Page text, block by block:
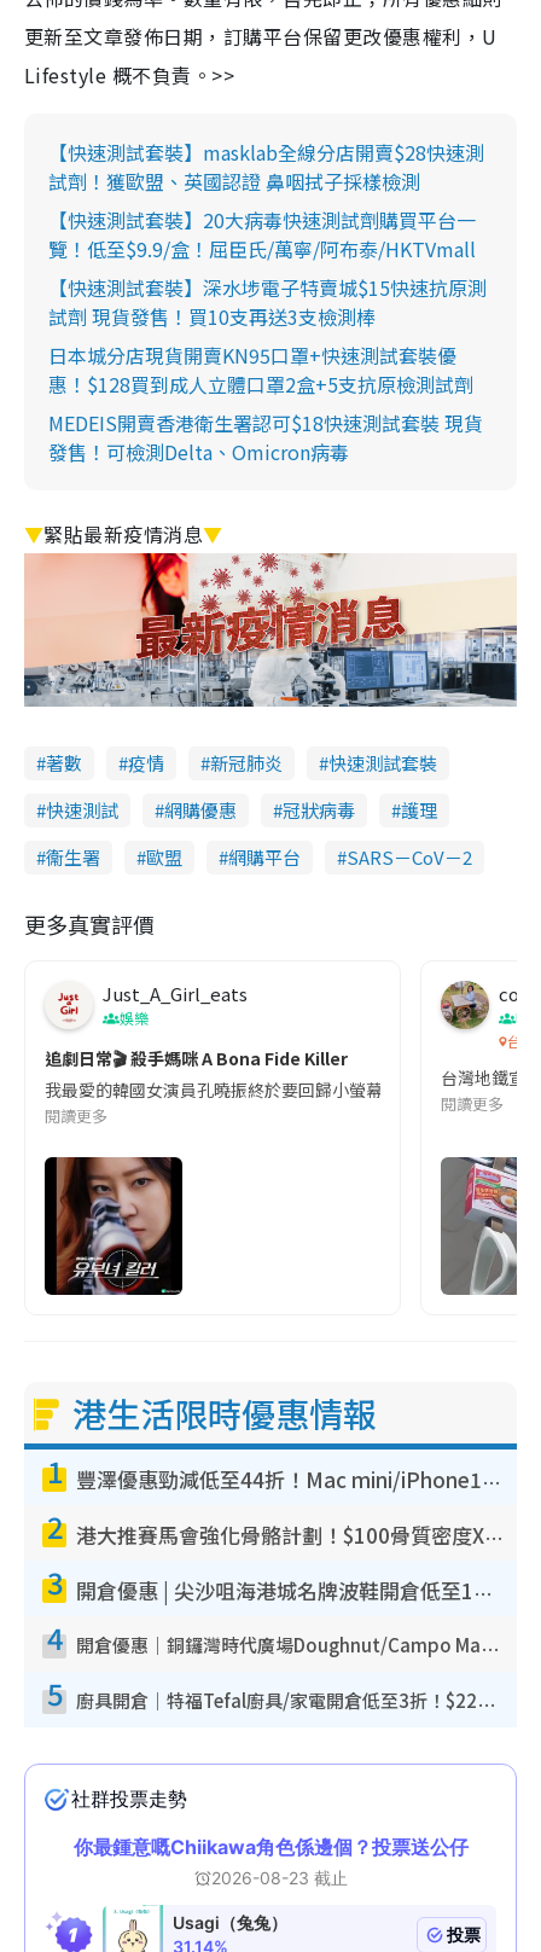
更新至文章發佈日期，訂購平台保留更改優惠權利，U
Lifestyle 概不負責。>>
【快速測試套裝】masklab全線分店開賣$28快速測
試劑！獲歐盟、英國認證 鼻咽拭子採樣檢測
【快速測試套裝】20大病毒快速測試劑購買平台一
覽！低至$9.9/盒！屈臣氏/萬寧/阿布泰/HKTVmall
【快速測試套裝】深水埗電子特賣城$15快速抗原測
試劑 現貨發售！買10支再送3支檢測棒
日本城分店現貨開賣KN95口罩+快速測試套裝優
惠！$128買到成人立體口罩2盒+5支抗原檢測試劑
MEDEIS開賣香港衛生署認可$18快速測試套裝 現貨
發售！可檢測Delta、Omicron病毒
▼緊貼最新疫情消息▼
著數 疫情 新冠肺炎
快速測試套裝
快速測試
網購優惠 冠狀病毒
護理
衞生署
歐盟 網購平台 SARS－CoV－2
更多真實評價
Just_A_Girl_eats
娛樂
追劇日常🎬 殺手媽咪 A Bona Fide Killer
我最愛的韓國女演員孔曉振終於要回歸小螢幕啦!這次的劇本改編
閱讀更多
co
吹
台灣
台灣地鐵宣
閱讀更多
港生活限時優惠情報
1 豐澤優惠勁減低至44折！Mac mini/iPhone17Pro大減價！廚房家電$220起
2 港大推賽馬會強化骨骼計劃！$100骨質密度X光檢查 完成免費運動訓練送超市禮券！附參加資格
3 開倉優惠 | 尖沙咀海港城名牌波鞋開倉低至1折！On鞋$899起／Joy&Peace鞋履$98起
4 開倉優惠｜銅鑼灣時代廣場Doughnut/Campo Marzio開倉低至1折！背囊、書包、手袋劈價$200起
5 廚具開倉｜特福Tefal廚具/家電開倉低至3折！$220起買平底鍋/炒鑊/湯煲！電飯煲/吸塵機/燙斗$418起